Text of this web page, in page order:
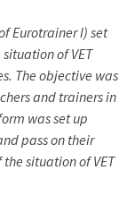
Eurotrainer I) set
of VET
The objective was
and trainers in
was set up
pass on their
situation of VET